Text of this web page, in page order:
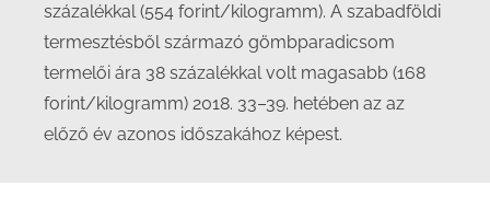
százalékkal (554 forint/kilogramm). A szabadföldi
termesztésből származó gömbparadicsom
termelői ára 38 százalékkal volt magasabb (168
forint/kilogramm) 2018. 33–39. hetében az az
előző év azonos időszakához képest.